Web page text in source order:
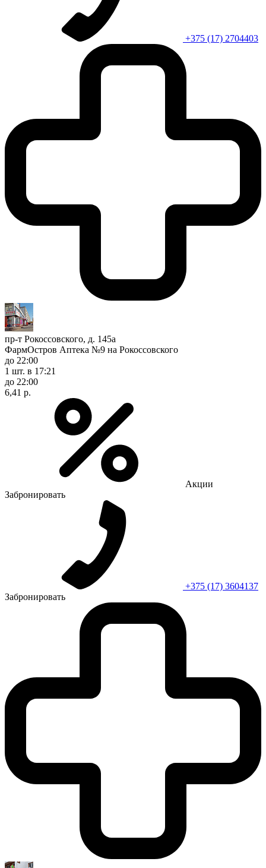
+375 (17) 2704403
пр-т Рокоссовского, д. 145а
ФармОстров Аптека №9 на Рокоссовского
до 22:00
1 шт. в 17:21
до 22:00
6,41 р.
Акции
Забронировать
+375 (17) 3604137
Забронировать